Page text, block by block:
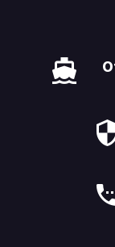
Средство для
-